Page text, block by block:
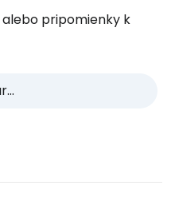
pripomienky k